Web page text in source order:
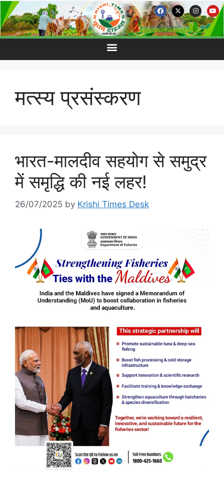
मत्स्य प्रसंस्करण
भारत-मालदीव सहयोग से समुद्र
में समृद्धि की नई लहर!
26/07/2025 by Krishi Times Desk